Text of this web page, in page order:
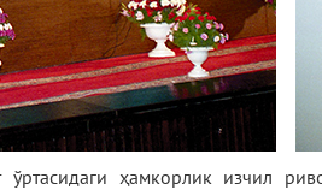
ҳамкорлик изчил